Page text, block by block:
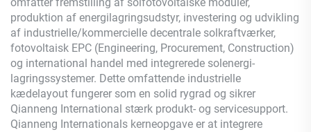
produktion af energilagringsudstyr, investering og udvikling
af industrielle/kommercielle decentrale solkraftværker,
fotovoltaisk EPC (Engineering, Procurement, Construction)
og international handel med integrerede solenergi-
lagringssystemer. Dette omfattende industrielle
kædelayout fungerer som en solid rygrad og sikrer
Qianneng International stærk produkt- og servicesupport.
Qianneng Internationals kerneopgave er at integrere